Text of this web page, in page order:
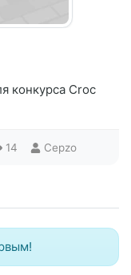
конкурса Croc
14 Cepzo